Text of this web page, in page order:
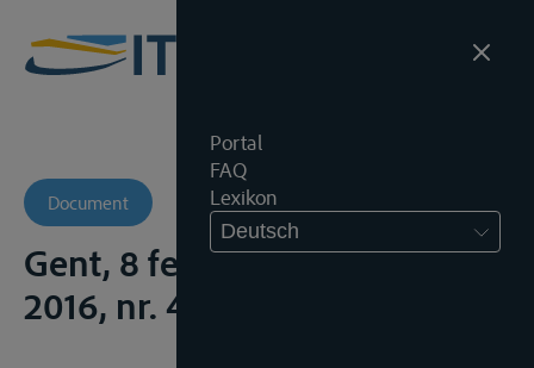
Portal
FAQ
Lexikon
Deutsch
Document
Gent, 8 februari 2016, IHT,
2016, nr. 4